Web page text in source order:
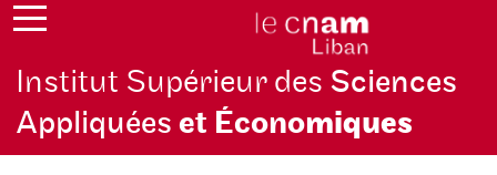
Institut Supérieur des Sciences
Appliquéeset Économiques